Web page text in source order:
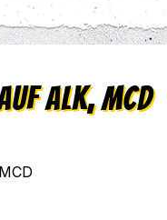
Alk, MCD